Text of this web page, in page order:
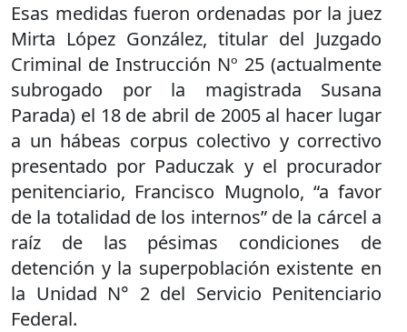
Esas medidas fueron ordenadas por la juez
Mirta López González, titular del Juzgado
Criminal de Instrucción Nº 25 (actualmente
subrogado por la magistrada Susana
Parada) el 18 de abril de 2005 al hacer lugar
a un hábeas corpus colectivo y correctivo
presentado por Paduczak y el procurador
penitenciario, Francisco Mugnolo, “a favor
de la totalidad de los internos” de la cárcel a
raíz de las pésimas condiciones de
detención y la superpoblación existente en
la Unidad N° 2 del Servicio Penitenciario
Federal.